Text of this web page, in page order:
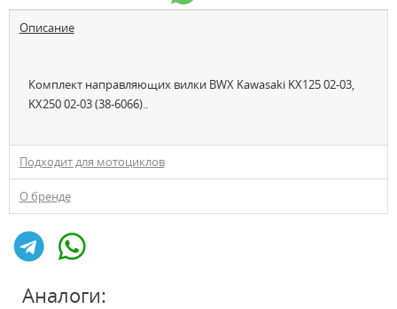
Описание
Комплект направляющих вилки BWX Kawasaki KX125 02-03,
KX250 02-03 (38-6066)..
Подходит для мотоциклов
О бренде
Аналоги: